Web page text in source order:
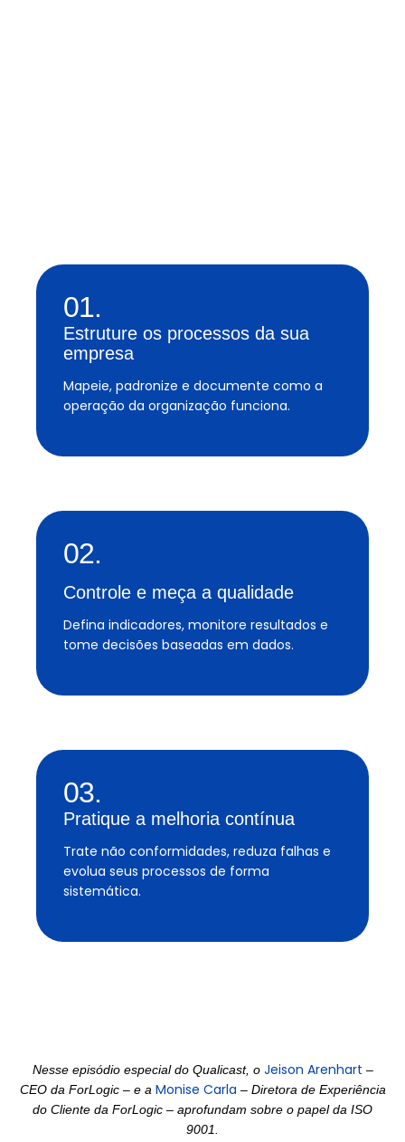
01.
Estruture os processos da sua
empresa
Mapeie, padronize e documente como a
operação da organização funciona.
02.
Controle e meça a qualidade
Defina indicadores, monitore resultados e
tome decisões baseadas em dados.
03.
Pratique a melhoria contínua
Trate não conformidades, reduza falhas e
evolua seus processos de forma
sistemática.
Nesse episódio especial do Qualicast, o Jeison Arenhart –
CEO da ForLogic – e a Monise Carla – Diretora de Experiência
do Cliente da ForLogic – aprofundam sobre o papel da ISO
9001.